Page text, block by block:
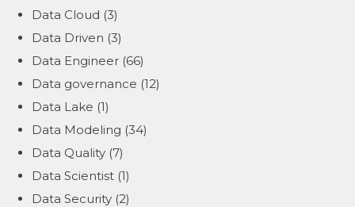
Data Cloud (3)
Data Driven (3)
Data Engineer (66)
Data governance (12)
Data Lake (1)
Data Modeling (34)
Data Quality (7)
Data Scientist (1)
Data Security (2)